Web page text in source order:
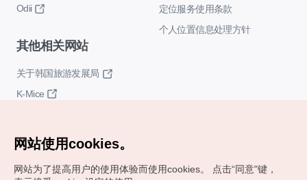
Odii
定位服务使用条款
个人位置信息处理方针
其他相关网站
关于韩国旅游发展局
K-Mice
网站使用cookies。
网站为了提高用户的使用体验而使用cookies。
点击“同意"键，